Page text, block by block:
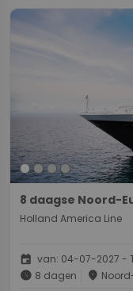
8 daagse Noord-
Holland America Line
event van: 04-07-2027 -
schedule 8 dagen place